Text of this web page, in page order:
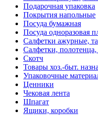
Подарочная упаковка
Покрытия напольные
Посуда бумажная
Посуда одноразовая
Салфетки ажурные,
Салфетки, полотенца,
Скотч
Товары хоз.-быт.
Упаковочные
Ценники
Чековая лента
Шпагат
Ящики, коробки